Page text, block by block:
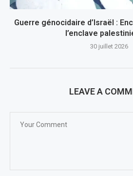
Guerre génocidaire d’Israël :
l’enclave
30 juillet 2026
LEAVE A